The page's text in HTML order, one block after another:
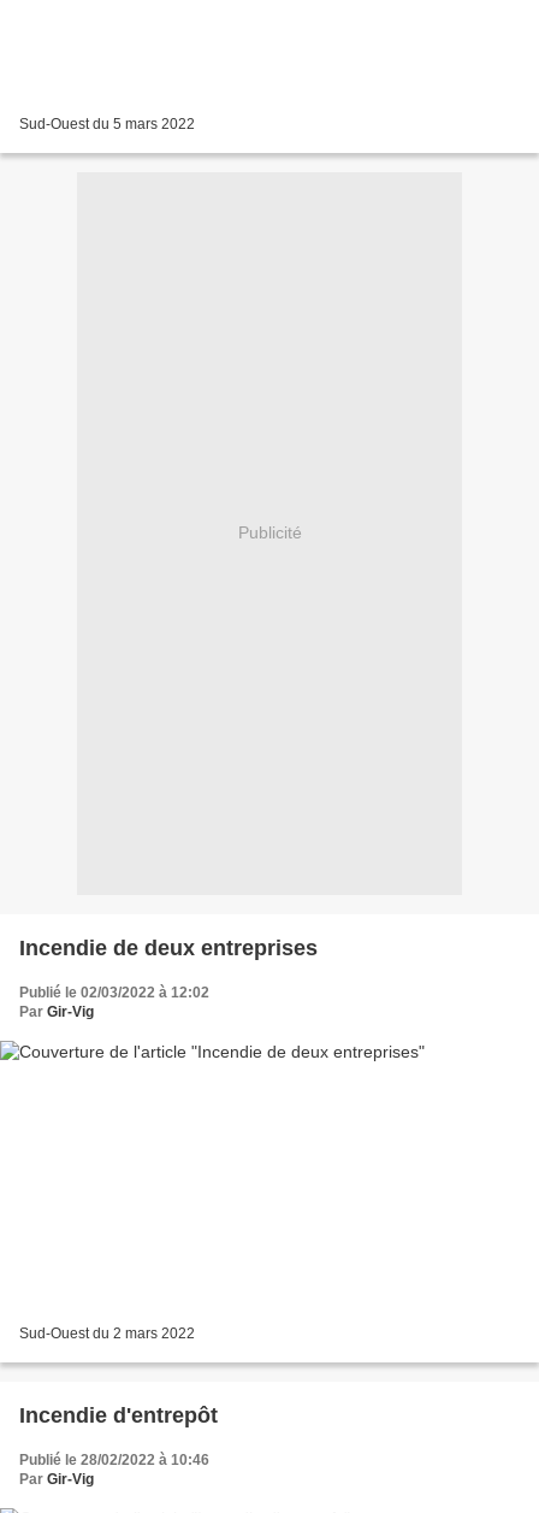
Sud-Ouest du 5 mars 2022
Publicité
Incendie de deux entreprises
Publié le 02/03/2022 à 12:02
Par Gir-Vig
Sud-Ouest du 2 mars 2022
Incendie d'entrepôt
Publié le 28/02/2022 à 10:46
Par Gir-Vig